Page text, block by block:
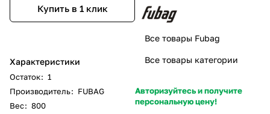
Купить в 1 клик
Характеристики
Остаток: 1
Производитель: FUBAG
Вес: 800
Все товары Fubag
Все товары категории
Авторизуйтесь и получите
персональную цену!